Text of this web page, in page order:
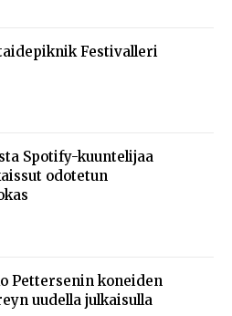
Festivalleri
Spotify-kuuntelijaa
odotetun
Pettersenin koneiden
uudella julkaisulla